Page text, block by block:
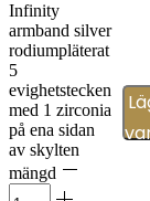
Infinity
armband silver
rodiumpläterat
5
evighetstecken
med 1 zirconia
på ena sidan
av skylten
mängd